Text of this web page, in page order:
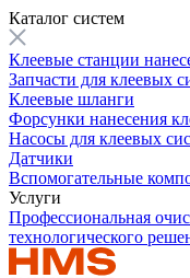
Каталог систем
Клеевые станции
Запчасти для клеевых
Клеевые шланги
Форсунки нанесения
Насосы для клеевых
Датчики
Вспомогательные
Услуги
Профессиональная
технологического